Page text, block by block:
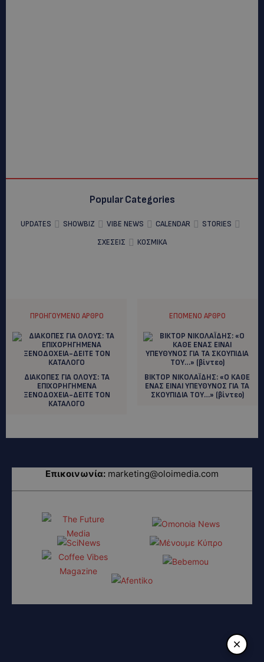
Popular Categories
UPDATES SHOWBIZ VIBE NEWS CALENDAR
STORIES
ΣΧΕΣΕΙΣ
ΚΟΣΜΙΚΑ
ΠΡΟΗΓΟΎΜΕΝΟ ΆΡΘΡΟ
ΔΙΑΚΟΠΕΣ ΓΙΑ ΟΛΟΥΣ: ΤΑ
ΕΠΙΧΟΡΗΓΗΜΕΝΑ
ΞΕΝΟΔΟΧΕΙΑ-ΔΕΙΤΕ ΤΟΝ
ΚΑΤΑΛΟΓΟ
ΕΠΌΜΕΝΟ ΆΡΘΡΟ
ΒΙΚΤΟΡ ΝΙΚΟΛΑΪΔΗΣ: «Ο ΚΑΘΕ
ΕΝΑΣ ΕΙΝΑΙ ΥΠΕΥΘΥΝΟΣ ΓΙΑ ΤΑ
ΣΚΟΥΠΙΔΙΑ ΤΟΥ…» (βίντεο)
Επικοινωνία: marketing@oloimedia.com